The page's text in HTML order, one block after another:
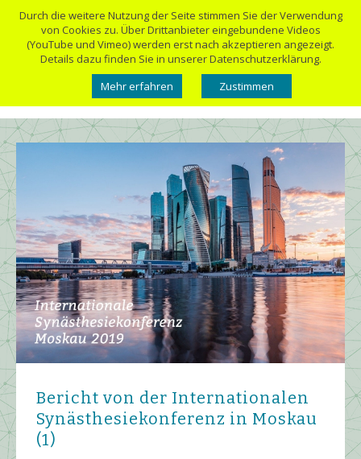
Bericht von der Internationalen
Synästhesiekonferenz in Moskau
(1)
Durch die weitere Nutzung der Seite stimmen Sie der Verwendung
von Cookies zu. Über Drittanbieter eingebundene Videos
(YouTube und Vimeo) werden erst nach akzeptieren angezeigt.
Details dazu finden Sie in unserer Datenschutzerklärung.
Mehr erfahren
Zustimmen